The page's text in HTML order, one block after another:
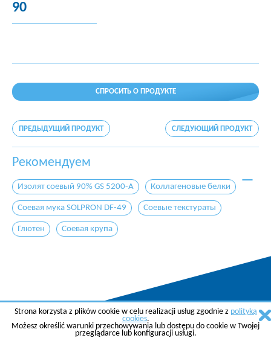
90
СПРОСИТЬ О ПРОДУКТЕ
ПРЕДЫДУЩИЙ ПРОДУКТ СЛЕДУЮЩИЙ ПРОДУКТ
Рекомендуем
Изолят соевый 90% GS 5200-A Коллагеновые белки
Соевая мука SOLPRON DF-49 Соевые текстураты
Глютен Соевая крупа
Copyright © 2015 AGREMA Poland Sp. z o.o.
Created bySkyGroup Sp. z o.o.
Strona korzysta z plików cookie w celu realizacji usług zgodnie z polityką
cookies.
Możesz określić warunki przechowywania lub dostępu do cookie w Twojej
przeglądarce lub konfiguracji usługi.